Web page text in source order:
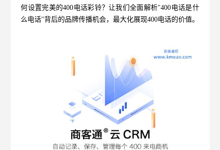
何设置完美的400电话彩铃？让我们全面解析"400电话是什
么电话"背后的品牌传播机会，最大化展现400电话的价值。